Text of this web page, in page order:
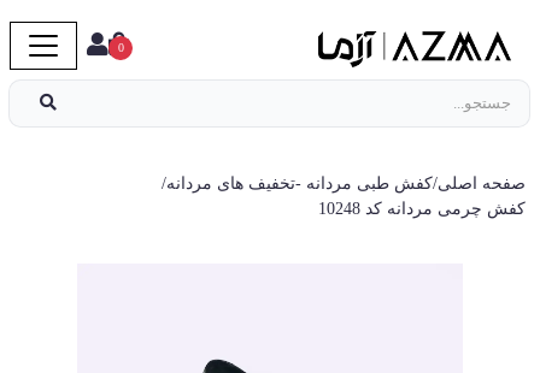
0
صفحه اصلی/کفش طبی مردانه -تخفیف های مردانه/
کفش چرمی مردانه کد 10248